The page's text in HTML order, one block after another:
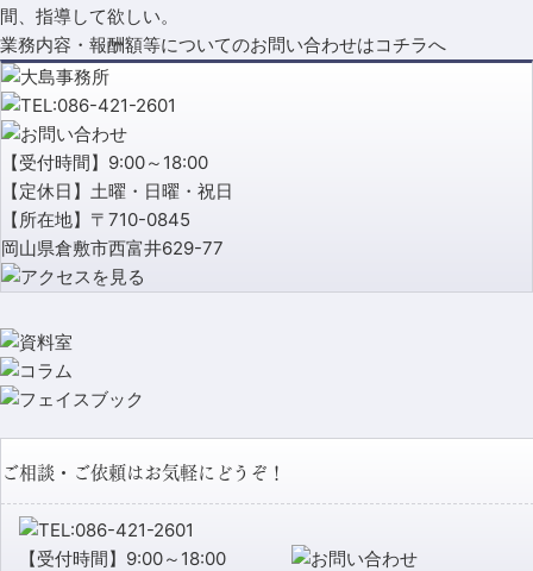
間、指導して欲しい。
業務内容・報酬額等についてのお問い合わせはコチラへ
【受付時間】9:00～18:00
【定休日】土曜・日曜・祝日
【所在地】〒710-0845
岡山県倉敷市西富井629-77
ご相談・ご依頼はお気軽にどうぞ！
【受付時間】9:00～18:00